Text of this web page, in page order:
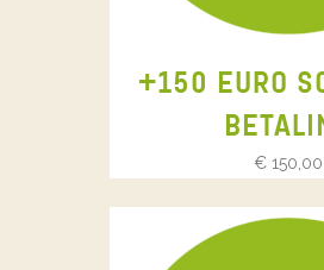
+150 EURO
€ 150,00